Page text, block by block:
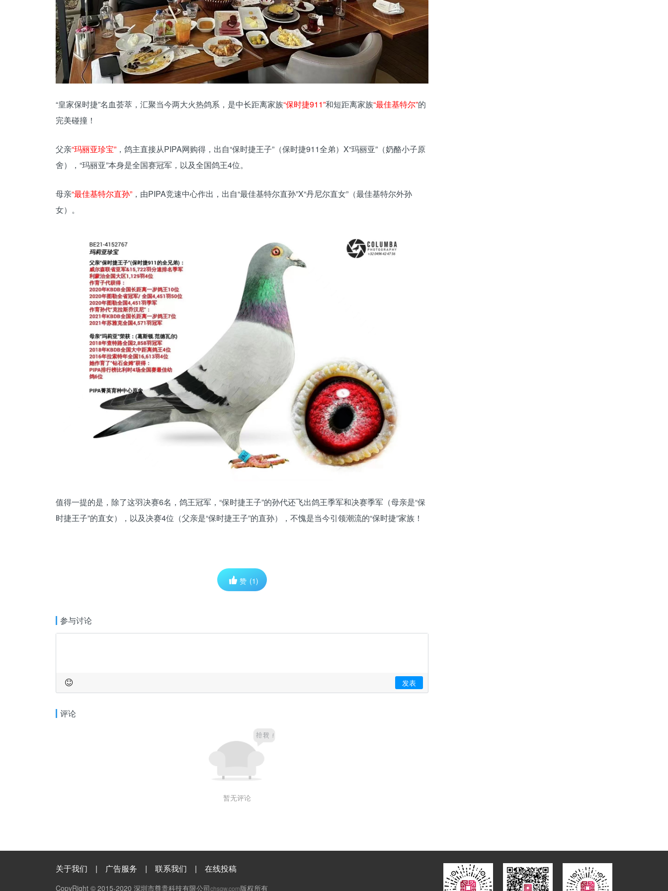
“皇家保时捷”名血荟萃，汇聚当今两大火热鸽系，是中长距离家族“保时捷911”和短距离家族“最佳基特尔”的
完美碰撞！
父亲“玛丽亚珍宝” ，鸽主直接从PIPA网购得，出自“保时捷王子”（保时捷911全弟）X“玛丽亚”（奶酪小子原
舍），“玛丽亚”本身是全国赛冠军，以及全国鸽王4位。
母亲“最佳基特尔直孙” ，由PIPA竞速中心作出，出自“最佳基特尔直孙”X“丹尼尔直女”（最佳基特尔外孙
女）。
值得一提的是，除了这羽决赛6名，鸽王冠军，“保时捷王子”的孙代还飞出鸽王季军和决赛季军（母亲是“保
时捷王子”的直女），以及决赛4位（父亲是“保时捷王子”的直孙），不愧是当今引领潮流的“保时捷”家族！
赞 (1)
参与讨论
发表
评论
暂无评论
关于我们 | 广告服务 | 联系我们 | 在线投稿
CopyRight © 2015-2020 深圳市尊贵科技有限公司chsgw.com版权所有